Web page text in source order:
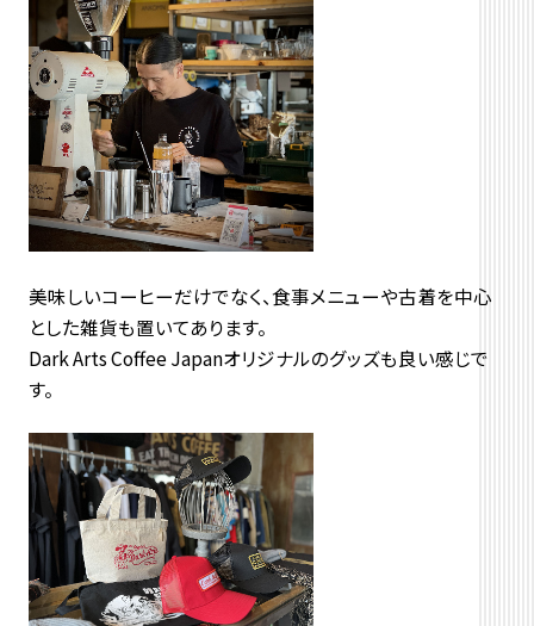
美味しいコーヒーだけでなく、食事メニューや古着を中心
とした雑貨も置いてあります。
Dark Arts Coffee Japanオリジナルのグッズも良い感じで
す。